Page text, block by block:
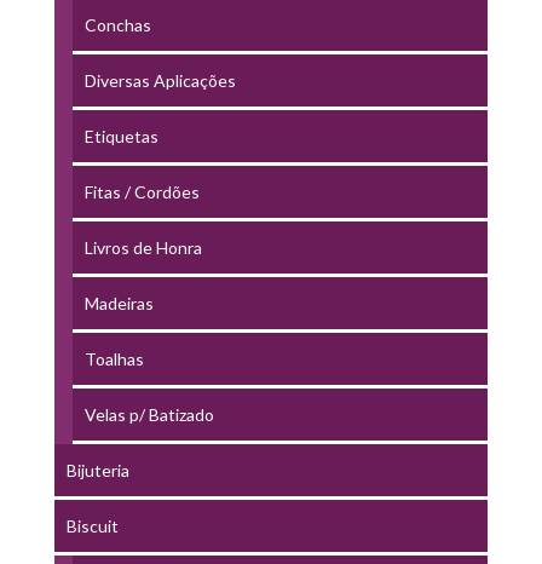
Conchas
Diversas Aplicações
Etiquetas
Fitas / Cordões
Livros de Honra
Madeiras
Toalhas
Velas p/ Batizado
Bijuteria
Biscuit